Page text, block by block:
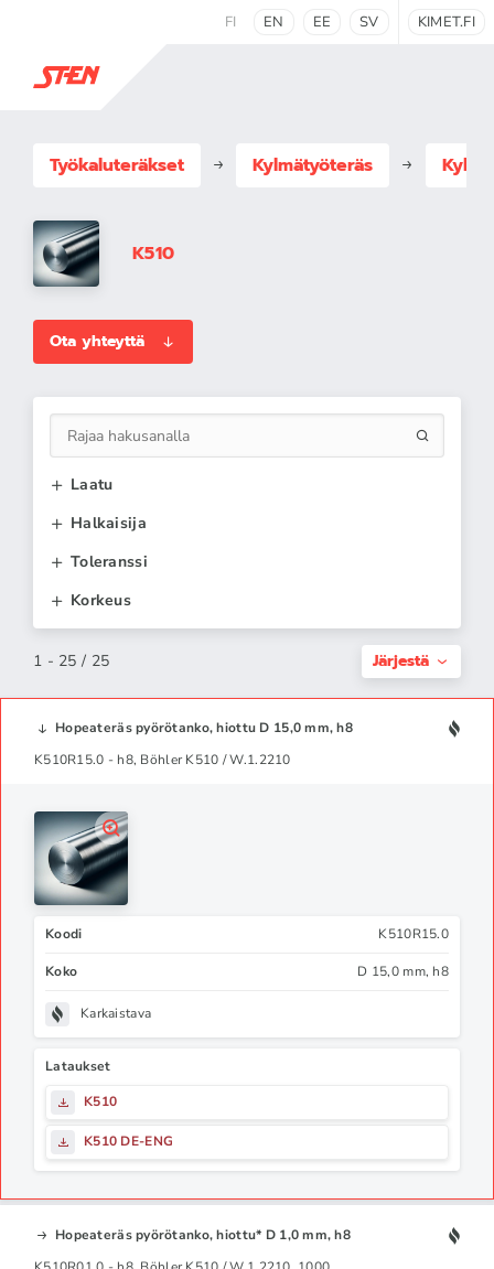
FI EN EE SV KIMET.FI
Työkaluteräkset Kylmätyöteräs
K510
Ota yhteyttä
Laatu
Halkaisija
Toleranssi
Korkeus
1 - 25 / 25 Järjestä
Hopeateräs pyörötanko, hiottu D 15,0 mm, h8
K510R15.0 - h8, Böhler K510 / W.1.2210
Koodi K510R15.0
Koko D 15,0 mm, h8
Karkaistava
Lataukset
K510
K510 DE-ENG
Hopeateräs pyörötanko, hiottu* D 1,0 mm, h8